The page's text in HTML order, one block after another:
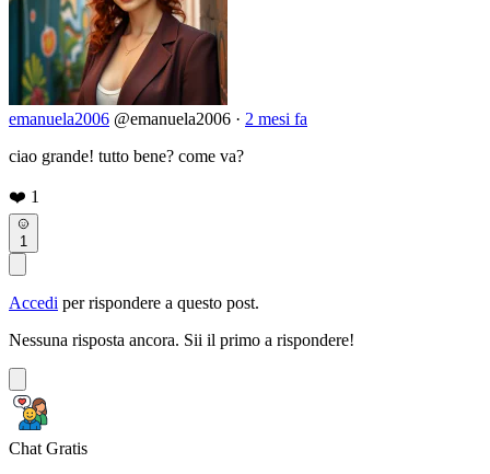
emanuela2006 @emanuela2006 · 2 mesi fa
ciao grande! tutto bene? come va?
❤️ 1
1
Accedi per rispondere a questo post.
Nessuna risposta ancora. Sii il primo a rispondere!
Chat Gratis